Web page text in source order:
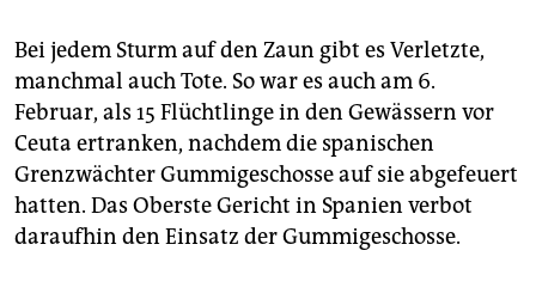
Bei jedem Sturm auf den Zaun gibt es Verletzte,
manchmal auch Tote. So war es auch am 6.
Februar, als 15 Flüchtlinge in den Gewässern vor
Ceuta ertranken, nachdem die spanischen
Grenzwächter Gummigeschosse auf sie abgefeuert
hatten. Das Oberste Gericht in Spanien verbot
daraufhin den Einsatz der Gummigeschosse.